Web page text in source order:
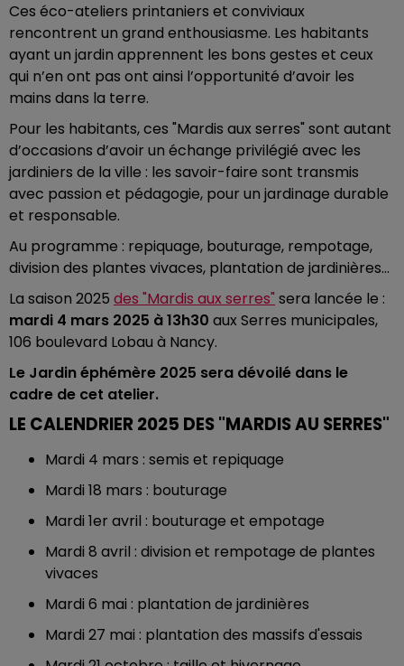
Ces éco-ateliers printaniers et conviviaux
rencontrent un grand enthousiasme. Les habitants
ayant un jardin apprennent les bons gestes et ceux
qui n’en ont pas ont ainsi l’opportunité d’avoir les
mains dans la terre.
Pour les habitants, ces "Mardis aux serres" sont autant
d’occasions d’avoir un échange privilégié avec les
jardiniers de la ville : les savoir-faire sont transmis
avec passion et pédagogie, pour un jardinage durable
et responsable.
Au programme : repiquage, bouturage, rempotage,
division des plantes vivaces, plantation de jardinières...
La saison 2025 des "Mardis aux serres" sera lancée le :
mardi 4 mars 2025 à 13h30 aux Serres municipales,
106 boulevard Lobau à Nancy.
Le Jardin éphémère 2025 sera dévoilé dans le
cadre de cet atelier.
LE CALENDRIER 2025 DES "MARDIS AU SERRES"
Mardi 4 mars : semis et repiquage
Mardi 18 mars : bouturage
Mardi 1er avril : bouturage et empotage
Mardi 8 avril : division et rempotage de plantes
vivaces
Mardi 6 mai : plantation de jardinières
Mardi 27 mai : plantation des massifs d'essais